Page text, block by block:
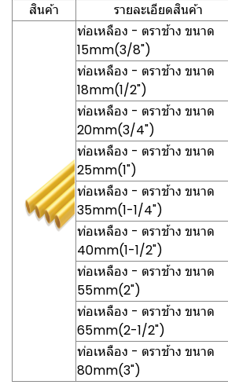
สินค้า
รายละเอียดสินค้า
ท่อเหลือง - ตราช้าง ขนาด
15mm(3/8")
ท่อเหลือง - ตราช้าง ขนาด
18mm(1/2")
ท่อเหลือง - ตราช้าง ขนาด
20mm(3/4")
ท่อเหลือง - ตราช้าง ขนาด
25mm(1")
ท่อเหลือง - ตราช้าง ขนาด
35mm(1-1/4")
ท่อเหลือง - ตราช้าง ขนาด
40mm(1-1/2")
ท่อเหลือง - ตราช้าง ขนาด
55mm(2")
ท่อเหลือง - ตราช้าง ขนาด
65mm(2-1/2")
ท่อเหลือง - ตราช้าง ขนาด
80mm(3")